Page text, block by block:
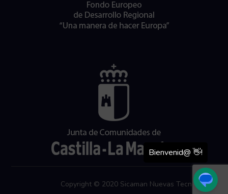
Copyright © 2020 Sicaman Nuevas Tecnologías.